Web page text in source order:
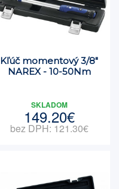
Kľúč momentový 3/8"
NAREX - 10-50Nm
SKLADOM
149.20€
bez DPH: 121.30€